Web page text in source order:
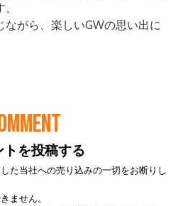
トを投稿する
た当社への売り込みの一切をお断りし
ません。